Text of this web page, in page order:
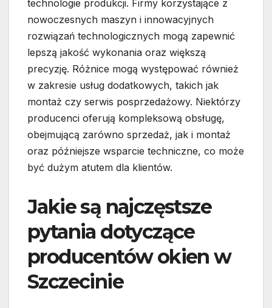
technologie produkcji. Firmy korzystające z
nowoczesnych maszyn i innowacyjnych
rozwiązań technologicznych mogą zapewnić
lepszą jakość wykonania oraz większą
precyzję. Różnice mogą występować również
w zakresie usług dodatkowych, takich jak
montaż czy serwis posprzedażowy. Niektórzy
producenci oferują kompleksową obsługę,
obejmującą zarówno sprzedaż, jak i montaż
oraz późniejsze wsparcie techniczne, co może
być dużym atutem dla klientów.
Jakie są najczęstsze
pytania dotyczące
producentów okien w
Szczecinie